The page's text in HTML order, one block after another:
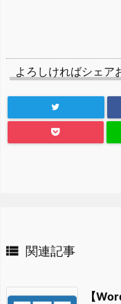
よろしければシェア
 関連記事
【